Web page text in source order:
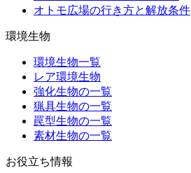
オトモ広場の行き方と解放条件
環境生物
環境生物一覧
レア環境生物
強化生物の一覧
猟具生物の一覧
罠型生物の一覧
素材生物の一覧
お役立ち情報